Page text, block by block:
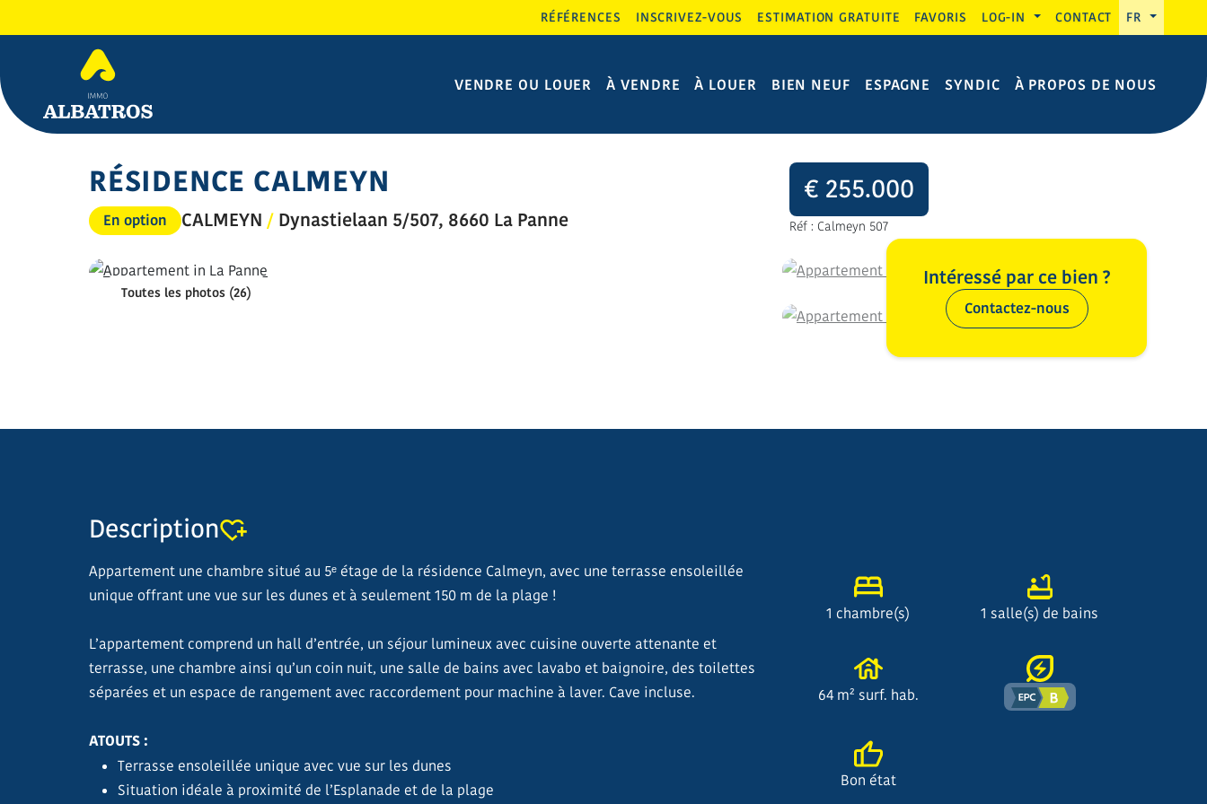
RÉFÉRENCES INSCRIVEZ-VOUS ESTIMATION GRATUITE FAVORIS LOG-IN CONTACT FR
VENDRE OU LOUER À VENDRE À LOUER BIEN NEUF ESPAGNE SYNDIC À PROPOS DE NOUS
RÉSIDENCE CALMEYN
En option CALMEYN / Dynastielaan 5/507, 8660 La Panne
€ 255.000
Réf : Calmeyn 507
Toutes les photos (26)
Intéressé par ce bien ?
Contactez-nous
Description
Appartement une chambre situé au 5ᵉ étage de la résidence Calmeyn, avec une terrasse ensoleillée
unique offrant une vue sur les dunes et à seulement 150 m de la plage !
L’appartement comprend un hall d’entrée, un séjour lumineux avec cuisine ouverte attenante et
terrasse, une chambre ainsi qu’un coin nuit, une salle de bains avec lavabo et baignoire, des toilettes
séparées et un espace de rangement avec raccordement pour machine à laver. Cave incluse.
ATOUTS :
Terrasse ensoleillée unique avec vue sur les dunes
Situation idéale à proximité de l’Esplanade et de la plage
1 chambre(s) 1 salle(s) de bains
64 m² surf. hab.
Bon état